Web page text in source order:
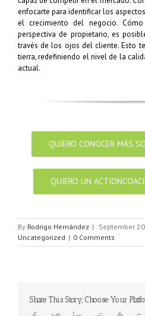
enfocarte para identificar los
el crecimiento del negocio.
perspectiva de propietario, es
través de los ojos del cliente. Esto
tierra, redefiniendo el nivel de la
actual.
QUIERO CONOCER MÁS
QUIERO UN
By Rodrigo Hernández | September
Uncategorized | 0 Comments
Share This Story, Choose Your